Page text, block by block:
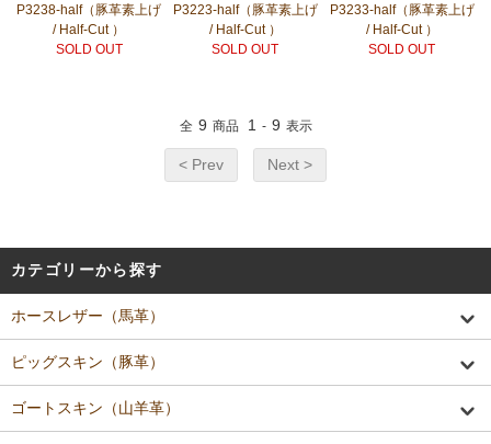
P3238-half（豚革素上げ
/ Half-Cut ）
SOLD OUT
P3223-half（豚革素上げ
/ Half-Cut ）
SOLD OUT
P3233-half（豚革素上げ
/ Half-Cut ）
SOLD OUT
全 9 商品 1 - 9 表示
< Prev Next >
カテゴリーから探す
ホースレザー（馬革）
ピッグスキン（豚革）
ゴートスキン（山羊革）